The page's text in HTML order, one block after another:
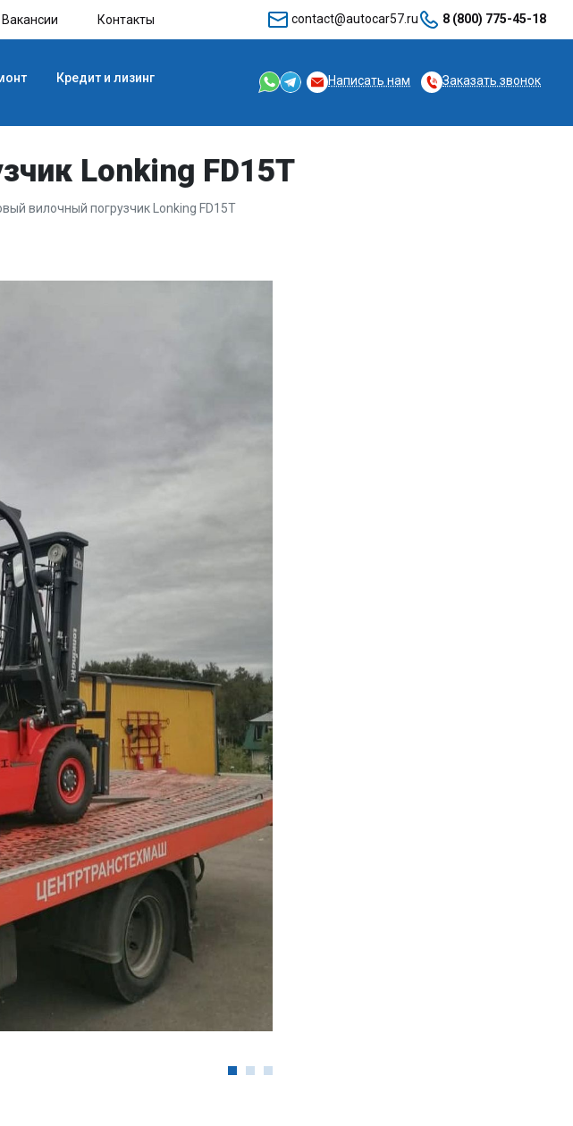
Вакансии Контакты contact@autocar57.ru 8 (800) 775-45-18
Кредит и лизинг Написать нам Заказать звонок
Lonking FD15T
вилочный погрузчик Lonking FD15T